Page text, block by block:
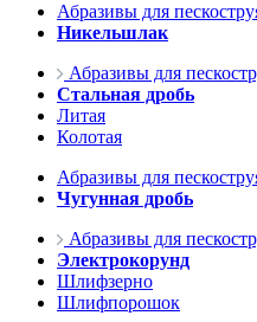
Абразивы для
Никельшлак
Абразивы для
Стальная дробь
Литая
Колотая
Абразивы для
Чугунная дробь
Абразивы для
Электрокорунд
Шлифзерно
Шлифпорошок